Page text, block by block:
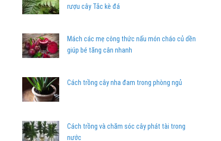
rượu cây Tắc kè đá
Mách các mẹ công thức nấu món cháo củ dền
giúp bé tăng cân nhanh
Cách trồng cây nha đam trong phòng ngủ
Cách trồng và chăm sóc cây phát tài trong
nước